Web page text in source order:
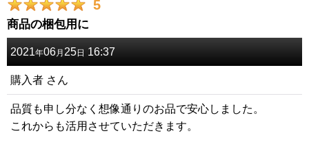
5
商品の梱包用に
2021年06月 25日 16:37
購入者 さん
品質も申し分なく想像通りのお品で安心しました。
これからも活用させていただきます。